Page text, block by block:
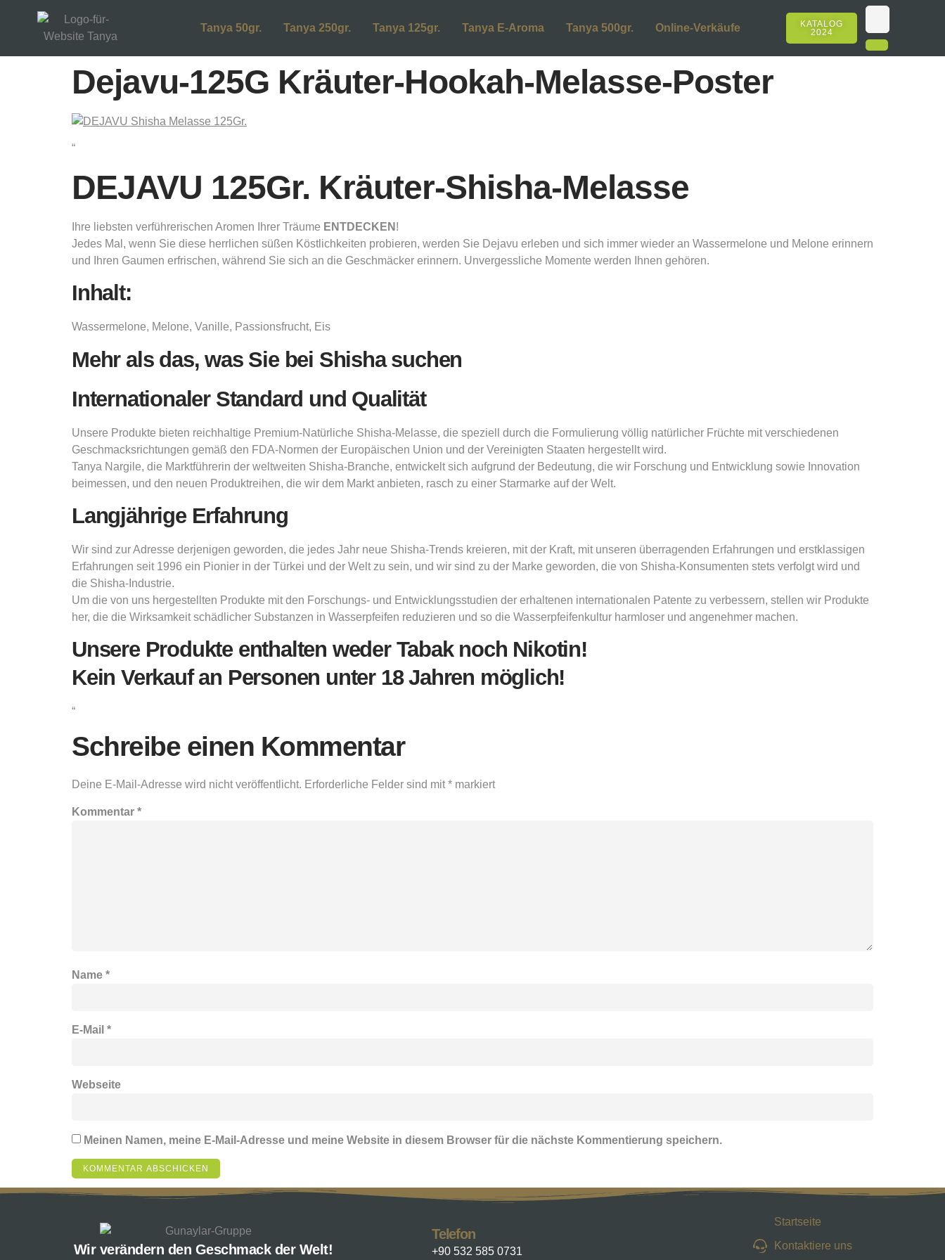
Tanya 50gr. Tanya 250gr. Tanya 125gr. Tanya E-Aroma Tanya 500gr. Online-Verkäufe
KATALOG
2024
Dejavu-125G Kräuter-Hookah-Melasse-Poster
“
DEJAVU 125Gr. Kräuter-Shisha-Melasse
Ihre liebsten verführerischen Aromen Ihrer Träume ENTDECKEN !
Jedes Mal, wenn Sie diese herrlichen süßen Köstlichkeiten probieren, werden Sie Dejavu erleben und sich immer wieder an Wassermelone und Melone erinnern
und Ihren Gaumen erfrischen, während Sie sich an die Geschmäcker erinnern. Unvergessliche Momente werden Ihnen gehören.
Inhalt:
Wassermelone, Melone, Vanille, Passionsfrucht, Eis
Mehr als das, was Sie bei Shisha suchen
Internationaler Standard und Qualität
Unsere Produkte bieten reichhaltige Premium-Natürliche Shisha-Melasse, die speziell durch die Formulierung völlig natürlicher Früchte mit verschiedenen
Geschmacksrichtungen gemäß den FDA-Normen der Europäischen Union und der Vereinigten Staaten hergestellt wird.
Tanya Nargile, die Marktführerin der weltweiten Shisha-Branche, entwickelt sich aufgrund der Bedeutung, die wir Forschung und Entwicklung sowie Innovation
beimessen, und den neuen Produktreihen, die wir dem Markt anbieten, rasch zu einer Starmarke auf der Welt.
Langjährige Erfahrung
Wir sind zur Adresse derjenigen geworden, die jedes Jahr neue Shisha-Trends kreieren, mit der Kraft, mit unseren überragenden Erfahrungen und erstklassigen
Erfahrungen seit 1996 ein Pionier in der Türkei und der Welt zu sein, und wir sind zu der Marke geworden, die von Shisha-Konsumenten stets verfolgt wird und
die Shisha-Industrie.
Um die von uns hergestellten Produkte mit den Forschungs- und Entwicklungsstudien der erhaltenen internationalen Patente zu verbessern, stellen wir Produkte
her, die die Wirksamkeit schädlicher Substanzen in Wasserpfeifen reduzieren und so die Wasserpfeifenkultur harmloser und angenehmer machen.
Unsere Produkte enthalten weder Tabak noch Nikotin!
Kein Verkauf an Personen unter 18 Jahren möglich!
“
Schreibe einen Kommentar
Deine E-Mail-Adresse wird nicht veröffentlicht. Erforderliche Felder sind mit * markiert
Kommentar *
Name *
E-Mail *
Webseite
Meinen Namen, meine E-Mail-Adresse und meine Website in diesem Browser für die nächste Kommentierung speichern.
Wir verändern den Geschmack der Welt!
Telefon
+90 532 585 0731
Startseite
Kontaktiere uns